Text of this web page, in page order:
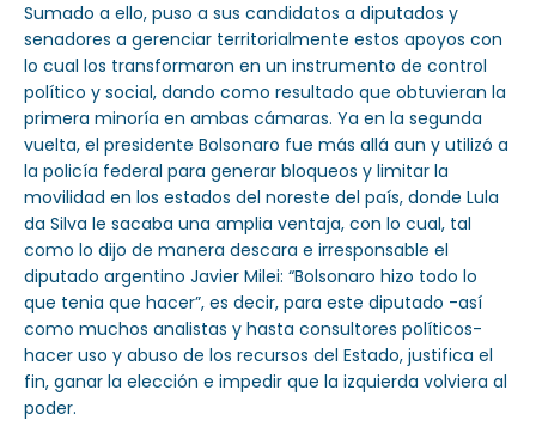
Sumado a ello, puso a sus candidatos a diputados y
senadores a gerenciar territorialmente estos apoyos con
lo cual los transformaron en un instrumento de control
político y social, dando como resultado que obtuvieran la
primera minoría en ambas cámaras. Ya en la segunda
vuelta, el presidente Bolsonaro fue más allá aun y utilizó a
la policía federal para generar bloqueos y limitar la
movilidad en los estados del noreste del país, donde Lula
da Silva le sacaba una amplia ventaja, con lo cual, tal
como lo dijo de manera descara e irresponsable el
diputado argentino Javier Milei: “Bolsonaro hizo todo lo
que tenia que hacer”, es decir, para este diputado -así
como muchos analistas y hasta consultores políticos-
hacer uso y abuso de los recursos del Estado, justifica el
fin, ganar la elección e impedir que la izquierda volviera al
poder.